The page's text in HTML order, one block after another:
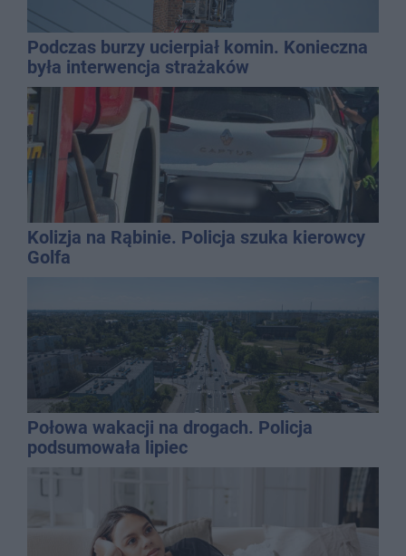
Podczas burzy ucierpiał komin. Konieczna
była interwencja strażaków
Kolizja na Rąbinie. Policja szuka kierowcy
Golfa
Połowa wakacji na drogach. Policja
podsumowała lipiec